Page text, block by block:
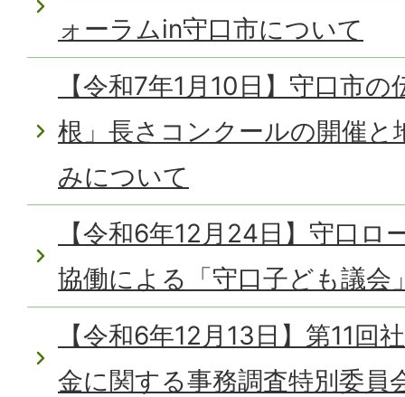
ォーラムin守口市について
【令和7年1月10日】守口市
根」長さコンクールの開催と
みについて
【令和6年12月24日】守口
協働による「守口子ども議会
【令和6年12月13日】第11回
金に関する事務調査特別委員